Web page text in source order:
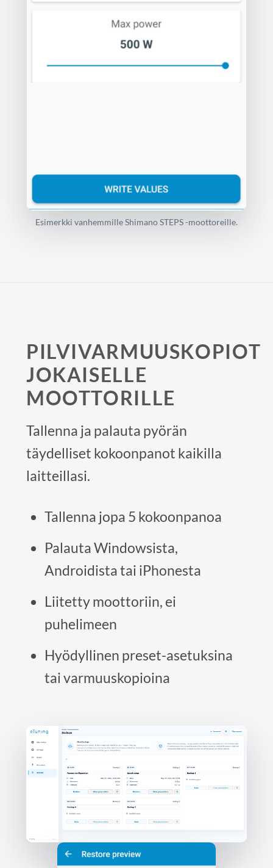
Esimerkki vanhemmille Shimano STEPS -moottoreille.
PILVIVARMUUSKOPIOT
JOKAISELLE
MOOTTORILLE
Tallenna ja palauta pyörän
täydelliset kokoonpanot kaikilla
laitteillasi.
Tallenna jopa 5 kokoonpanoa
Palauta Windowsista,
Androidista tai iPhonesta
Liitetty moottoriin, ei
puhelimeen
Hyödyllinen preset-asetuksina
tai varmuuskopioina